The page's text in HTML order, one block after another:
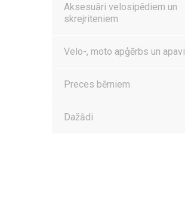
Aksesuāri velosipēdiem un
skrejriteniem
Velo-, moto apģērbs un apavi
Preces bērniem
Dažādi